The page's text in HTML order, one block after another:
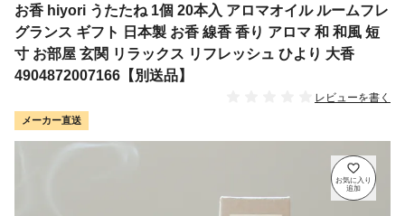
お香 hiyori うたたね 1個 20本入 アロマオイル ルームフレ
グランス ギフト 日本製 お香 線香 香り アロマ 和 和風 短
寸 お部屋 玄関 リラックス リフレッシュ ひより 大香
4904872007166【別送品】
レビューを書く
メーカー直送